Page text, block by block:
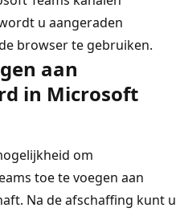
u aangeraden
browser te gebruiken.
aan
in Microsoft
om
toe te voegen aan
Na de afschaffing kunt u